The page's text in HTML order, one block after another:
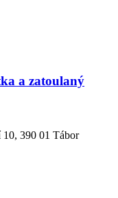
a zatoulaný
10, 390 01 Tábor